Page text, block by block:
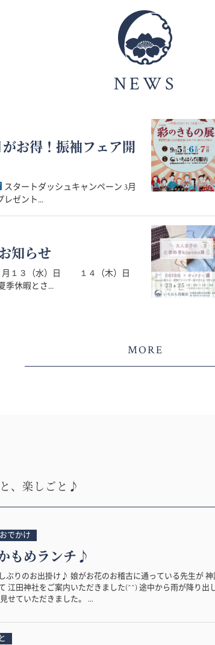
NEWS
お得！振袖フェア開
スタートダッシュキャンペーン 3月
レゼント...
知らせ
月１３（水）日 １４（木）日
休暇とさ...
MORE
、楽しごと♪
でかけ
もめランチ♪
ぶりのお出掛け♪ 娘がお花のお稽古に通っている先生が 神
江田神社をご案内いただきました(^^) 途中から雨が降り出
せていただきました。 ...